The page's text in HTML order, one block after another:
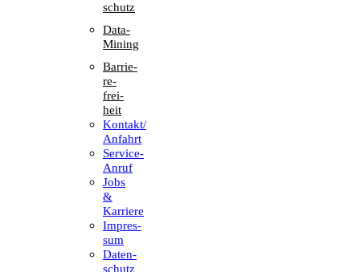
schutz
Data-
Mining
Barrie­
re­
frei­
heit
Kontakt/​​
Anfahrt
Service-
Anruf
Jobs
&
Karriere
Impres­
sum
Daten­
schutz